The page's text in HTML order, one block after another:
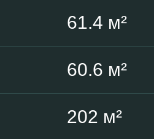
61.4 м²
60.6 м²
202 м²